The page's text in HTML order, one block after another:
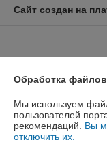
Сайт создан на
Информация для
Юридическое лицо:
220075 Республика
Обработка
Мы используем
пользователей
рекомендаций. Вы
отключить их.